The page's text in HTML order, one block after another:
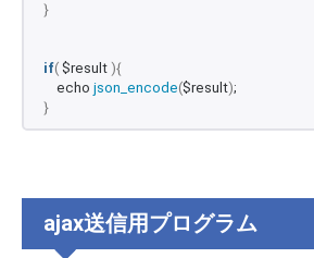
}
if( $result ){
    echo
json_encode($result);
}
ajax送信用プログラム